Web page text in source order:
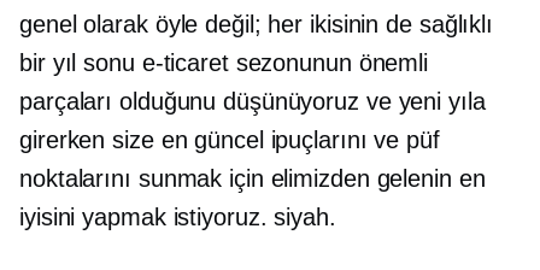
genel olarak öyle değil; her ikisinin de sağlıklı
bir yıl sonu e-ticaret sezonunun önemli
parçaları olduğunu düşünüyoruz ve yeni yıla
girerken size en güncel ipuçlarını ve püf
noktalarını sunmak için elimizden gelenin en
iyisini yapmak istiyoruz. siyah.